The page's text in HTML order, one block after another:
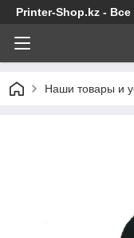
Printer-Shop.kz -
Наши товары и